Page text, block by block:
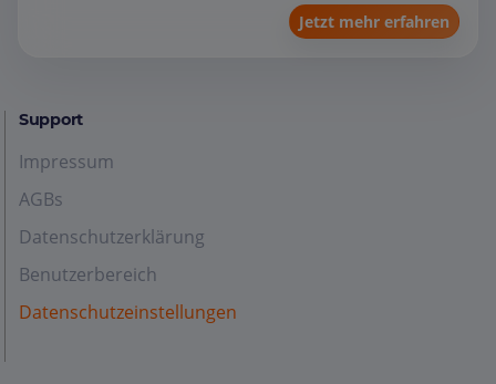
Jetzt mehr erfahren
Support
Impressum
AGBs
Datenschutzerklärung
Benutzerbereich
Datenschutzeinstellungen